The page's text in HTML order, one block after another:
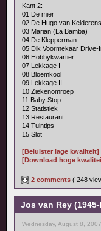
Kant 2:
01 De mier
02 De Hugo van
03 Marian (La Bamba)
04 De Klepperman
05 Dik Voormekaar Drive-
06 Hobbykwartier
07 Lekkage I
08 Bloemkool
09 Lekkage II
10 Ziekenomroep
11 Baby Stop
12 Statistiek
13 Restaurant
14 Tuintips
15 Slot
[Beluister lage kwaliteit]
[Download hoge
2 comments ( 248
Jos van Rey
Wednesday, August 8,